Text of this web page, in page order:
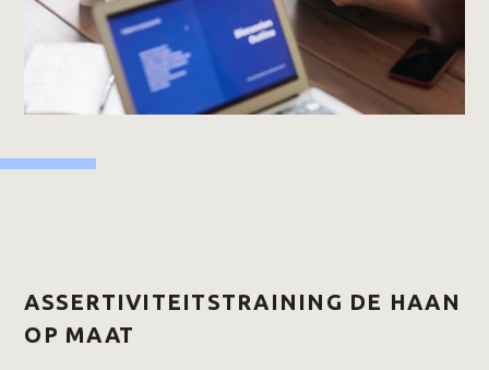
ASSERTIVITEITSTRAINING DE HAAN
OP MAAT